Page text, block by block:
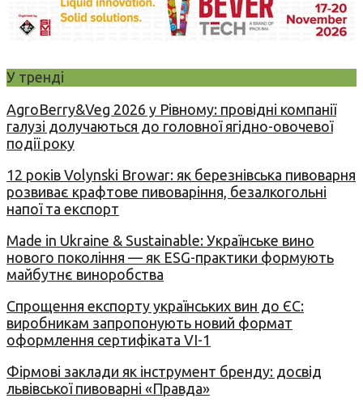
У тренді
AgroBerry&Veg 2026 у Рівному: провідні компанії
галузі долучаються до головної ягідно-овочевої
події року
12 років Volynski Browar: як березнівська пивоварня
розвиває крафтове пивоваріння, безалкогольні
напої та експорт
Made in Ukraine & Sustainable: Українське вино
нового покоління — як ESG-практики формують
майбутнє виноробства
Спрощення експорту українських вин до ЄС:
виробникам запропонують новий формат
оформлення сертифіката VI-1
Фірмові заклади як інструмент бренду: досвід
львівської пивоварні «Правда»